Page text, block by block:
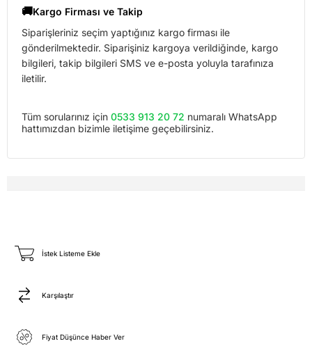
🚚Kargo Firması ve Takip
Siparişleriniz seçim yaptığınız kargo firması ile
gönderilmektedir. Siparişiniz kargoya verildiğinde, kargo
bilgileri, takip bilgileri SMS ve e-posta yoluyla tarafınıza
iletilir.
Tüm sorularınız için 0533 913 20 72 numaralı WhatsApp
hattımızdan bizimle iletişime geçebilirsiniz.
İstek Listeme Ekle
Karşılaştır
Fiyat Düşünce Haber Ver